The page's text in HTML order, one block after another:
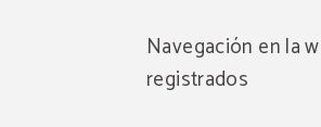
Navegación en la
registrados